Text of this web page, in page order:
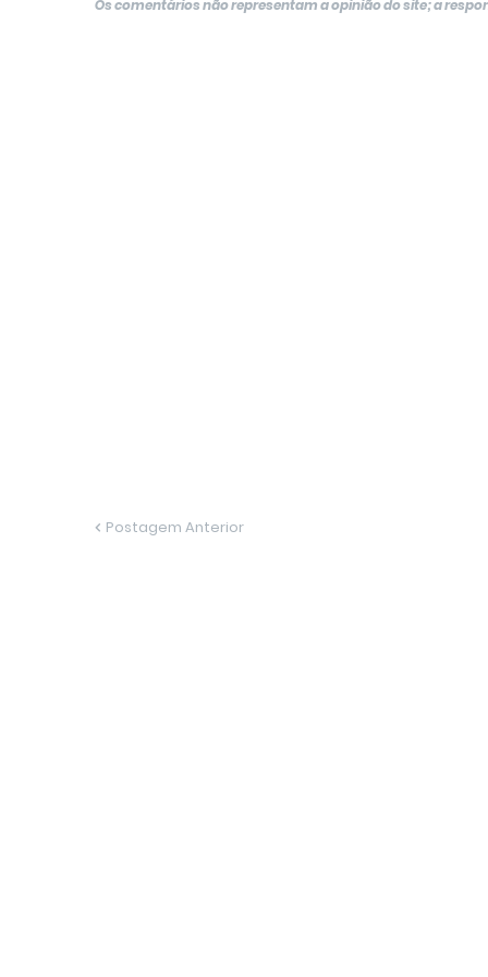
Os comentários não representam a opinião do site; a
Postagem Anterior